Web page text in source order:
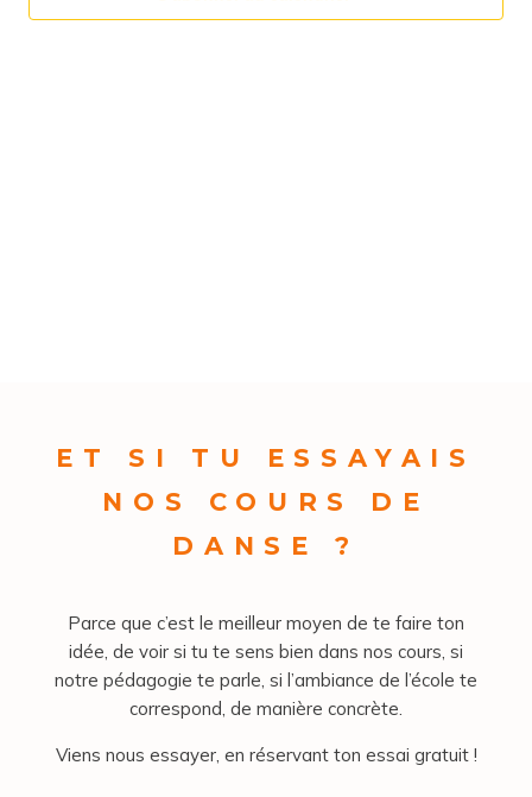
ET SI TU ESSAYAIS
NOS COURS DE
DANSE ?
Parce que c’est le meilleur moyen de te faire ton
idée, de voir si tu te sens bien dans nos cours, si
notre pédagogie te parle, si l’ambiance de l’école te
correspond, de manière concrète.
Viens nous essayer, en réservant ton essai gratuit !